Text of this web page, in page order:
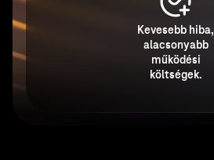
Kevesebb hiba,
alacsonyabb
működési
költségek.